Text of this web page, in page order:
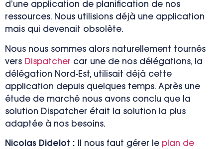
d’une application de planification de nos
ressources. Nous utilisions déjà une application
mais qui devenait obsolète.
Nous nous sommes alors naturellement tournés
vers Dispatcher car une de nos délégations, la
délégation Nord-Est, utilisait déjà cette
application depuis quelques temps. Après une
étude de marché nous avons conclu que la
solution Dispatcher était la solution la plus
adaptée à nos besoins.
Nicolas Didelot : Il nous faut gérer le plan de